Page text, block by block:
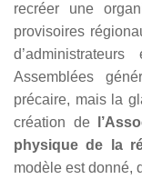
recréer une
provisoires
Assemblées
précaire, mais la
création de
physique de la
modèle est donné,